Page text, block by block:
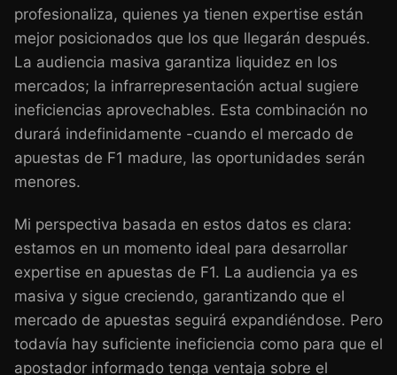
profesionaliza, quienes ya tienen expertise están
mejor posicionados que los que llegarán después.
La audiencia masiva garantiza liquidez en los
mercados; la infrarrepresentación actual sugiere
ineficiencias aprovechables. Esta combinación no
durará indefinidamente -cuando el mercado de
apuestas de F1 madure, las oportunidades serán
menores.
Mi perspectiva basada en estos datos es clara:
estamos en un momento ideal para desarrollar
expertise en apuestas de F1. La audiencia ya es
masiva y sigue creciendo, garantizando que el
mercado de apuestas seguirá expandiéndose. Pero
todavía hay suficiente ineficiencia como para que el
apostador informado tenga ventaja sobre el